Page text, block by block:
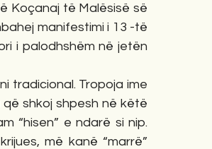
Koçanaj të Malësisë së
manifestimi i 13 -të
i palodhshëm në jetën
tradicional. Tropoja ime
shkoj shpesh në këtë
“hisen” e ndarë si nip.
më kanë “marrë”